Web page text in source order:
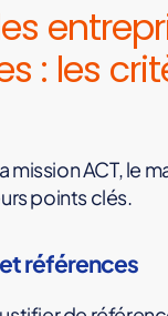
: les
mission ACT, le
points clés.
références